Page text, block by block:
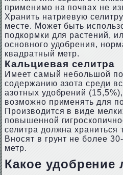
применимо на почвах не
Хранить натриевую
месте. Может быть
подкормки для растений,
основного удобрения,
квадратный метр.
Кальциевая селитра
Имеет самый небольшой
содержанию азота среди
азотных удобрений
возможно применять для
Производится в виде
повышенной
селитра должна храниться
Вносят в грунт не более
метр.
Какое удобрение